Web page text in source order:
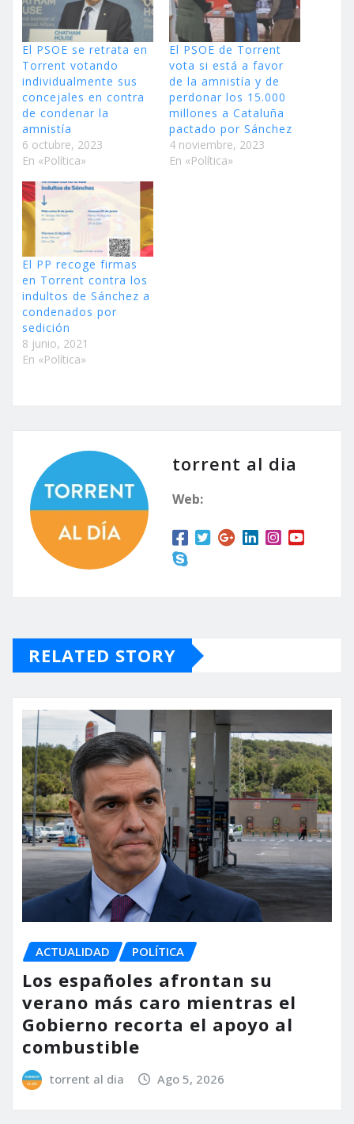
El PSOE se retrata en
Torrent votando
individualmente sus
concejales en contra
de condenar la
amnistía
6 octubre, 2023
En «Política»
El PSOE de Torrent
vota si está a favor
de la amnistía y de
perdonar los 15.000
millones a Cataluña
pactado por Sánchez
4 noviembre, 2023
En «Política»
El PP recoge firmas
en Torrent contra los
indultos de Sánchez a
condenados por
sedición
8 junio, 2021
En «Política»
torrent al dia
Web:
RELATED STORY
ACTUALIDAD POLÍTICA
Los españoles afrontan su
verano más caro mientras el
Gobierno recorta el apoyo al
combustible
torrent al dia Ago 5, 2026